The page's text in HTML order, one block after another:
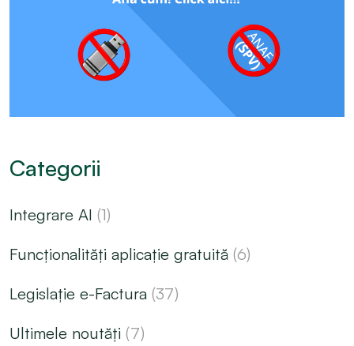
Categorii
Integrare AI (1)
Funcționalități aplicație gratuită (6)
Legislație e-Factura (37)
Ultimele noutăți (7)